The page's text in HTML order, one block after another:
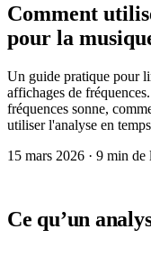
Comment
pour la
Un guide pratique pour
affichages de
fréquences sonne,
utiliser l'analyse en
15 mars 2026 · 9 min de
Ce qu’un